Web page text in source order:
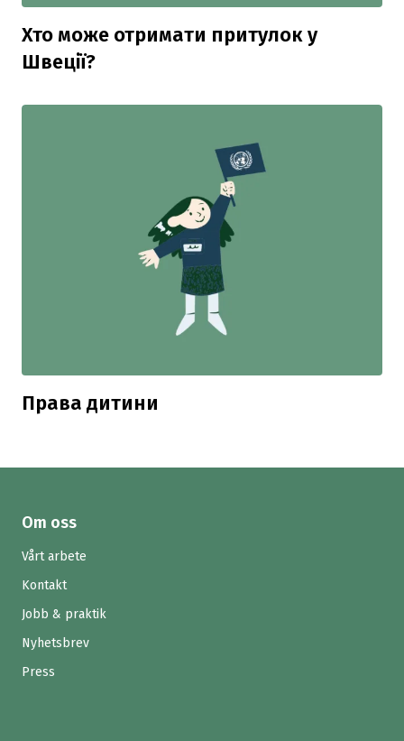
Хто може отримати притулок у
Швеції?
Права дитини
Om oss
Vårt arbete
Kontakt
Jobb & praktik
Nyhetsbrev
Press